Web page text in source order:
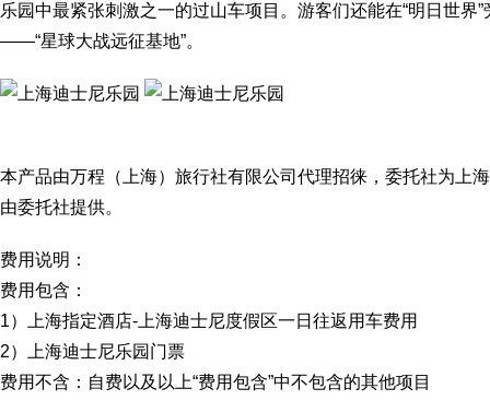
乐园中最紧张刺激之一的过山车项目。游客们还能在“明日世界
——“星球大战远征基地”。
本产品由万程（上海）旅行社有限公司代理招徕，委托社为上
由委托社提供。
费用说明：
费用包含：
1）上海指定酒店-上海迪士尼度假区一日往返用车费用
2）上海迪士尼乐园门票
费用不含：自费以及以上“费用包含”中不包含的其他项目